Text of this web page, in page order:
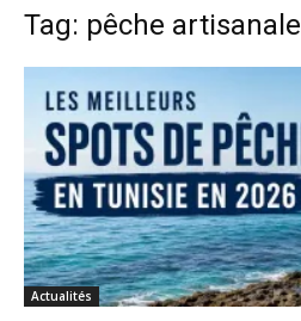
Tag: pêche
Actualités